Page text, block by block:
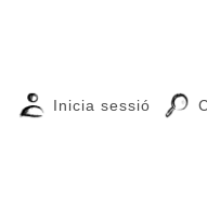
Inicia sessió